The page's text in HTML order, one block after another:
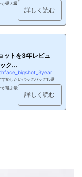
選ぶ最高のリュック10選・容
【バックパックまとめ】 超人
ウトドアにも旅行にもオススメ
詳しく読む
ットを3年レビュ
ク...
めしたいバックパック15選
選ぶ最高のリュック10選・容
【バックパックまとめ】 ▲沖
FACE ビッグショットを3年
） THE NORTH FACE ビ
詳しく読む